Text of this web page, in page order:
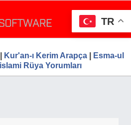
Web Tasarım, Google
Rehberi
Ücretsiz Firma Ekle
Kur'an-ı Kerim Arapça|
Esma-ul
islami Rüya Yorumları
TR